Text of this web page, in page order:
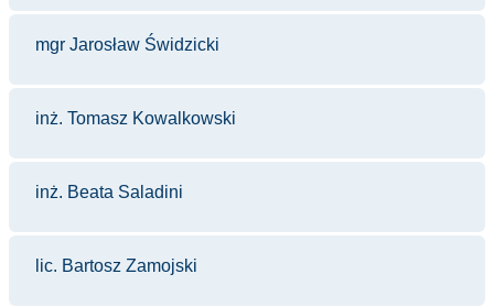
mgr Jarosław Świdzicki
inż. Tomasz Kowalkowski
inż. Beata Saladini
lic. Bartosz Zamojski